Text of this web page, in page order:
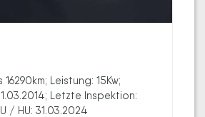
Leistung: 15Kw;
Letzte Inspektion:
/ HU: 31.03.2024